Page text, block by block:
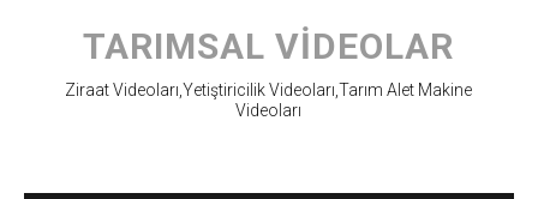
content
TARIMSAL VIDEOLAR
Ziraat Videoları,Yetiştiricilik Videoları,Tarım Alet Makine
Videoları